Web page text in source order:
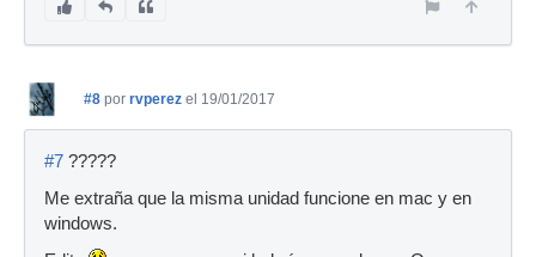
#8 por rvperez el 19/01/2017
#7 ?????
Me extraña que la misma unidad funcione en mac y en
windows.